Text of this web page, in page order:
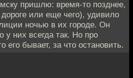
пришлю: время-то позднее,
или еще чего), удивило
ночью в их городе. Он
у них всегда так. Но про
его бывает, за что остановить.